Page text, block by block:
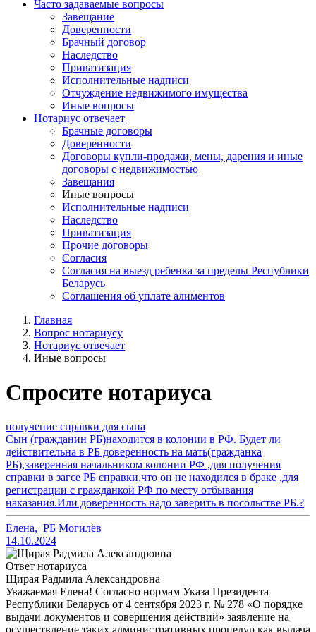
Часто задаваемые вопросы
Завещание
Доверенности
Брачный договор
Наследство
Приватизация
Исполнительные надписи
Отчуждение недвижимого имущества
Иные вопросы
Нотариус отвечает
Брачные договоры
Доверенности
Договоры купли-продажи, мены, дарения и иные
договоры с недвижимостью
Завещания
Иные вопросы
Исполнительные надписи
Наследство
Приватизация
Прочие договоры
Согласия
Согласия на выезд ребенка за пределы Республики
Беларусь
Соглашения об уплате алиментов
Главная
Вопрос нотариусу
Нотариус отвечает
Иные вопросы
Спросите нотариуса
получение справки для сына
Сын (гражданин РБ)находится в колонии в РФ. Будет ли
действительна в РБ доверенность на мать(гражданка
РБ),заверенная начальником колонии РФ ,для получения
справки в загсе РБ справки,что он не находился в браке ,для
регистрации с гражданкой РФ по месту отбывания
наказания.Или доверенность надо заверить в посольстве РБ.?
Елена, РБ Могилёв
14.10.2024
Ответ нотариуса
Щирая Радмила Александровна
Уважаемая Елена! Согласно нормам Указа Президента
Республики Беларусь от 4 сентября 2023 г. № 278 «О порядке
выдачи документов и совершения действий» заявление на